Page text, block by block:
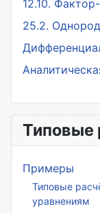
12.10.
25.2.
Типовые
Примеры
Типовые
уравнениям